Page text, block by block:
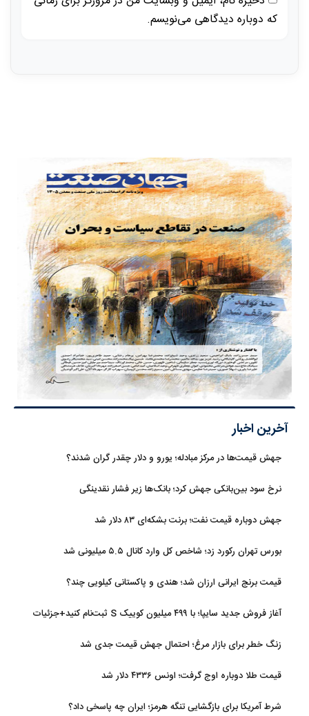
که دوباره دیدگاهی می‌نویسم.
آخرین اخبار
جهش قیمت‌ها در مرکز مبادله؛ یورو و دلار چقدر گران شدند؟
نرخ سود بین‌بانکی جهش کرد؛ بانک‌ها زیر فشار نقدینگی
جهش دوباره قیمت نفت؛ برنت بشکه‌ای ۸۳ دلار شد
بورس تهران رکورد زد؛ شاخص کل وارد کانال ۵.۵ میلیونی شد
قیمت برنج ایرانی ارزان شد؛ هندی و پاکستانی کیلویی چند؟
آغاز فروش جدید سایپا؛ با ۴۹۹ میلیون کوییک S ثبت‌نام کنید+جزئیات
زنگ خطر برای بازار مرغ؛ احتمال جهش قیمت جدی شد
قیمت طلا دوباره اوج گرفت؛ اونس ۴۳۳۶ دلار شد
شرط آمریکا برای بازگشایی تنگه هرمز؛ ایران چه پاسخی داد؟